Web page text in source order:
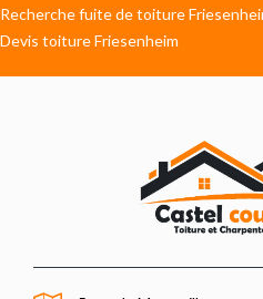
Recherche fuite de toiture
Devis toiture Friesenheim